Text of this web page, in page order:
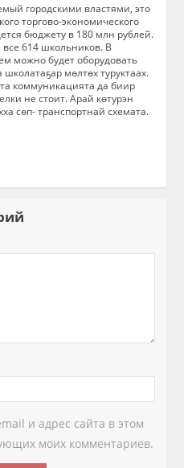
городскими властями, это
торгово-экономического
бюджету в 180 млн рублей.
все 614 школьников. В
можно будет оборудовать
мөлтөх туруктаах.
коммуникацията да биир
не стоит. Арай көтурэн
сөп- транспортнай схемата.
и адрес сайта в этом
моих комментариев.